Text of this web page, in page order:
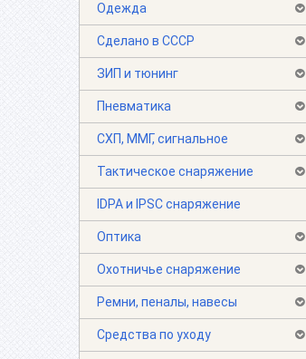
Одежда
Сделано в СССР
ЗИП и тюнинг
Пневматика
СХП, ММГ, сигнальное
Тактическое снаряжение
IDPA и IPSC снаряжение
Оптика
Охотничье снаряжение
Ремни, пеналы, навесы
Средства по уходу